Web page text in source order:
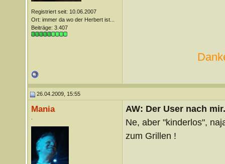
Registriert seit: 10.06.2007
Ort: immer da wo der Herbert ist...
Beiträge: 3.407
26.04.2009, 15:55
Mania
AW: Der User nach
Ne, aber "kinderlos",
zum Grillen !